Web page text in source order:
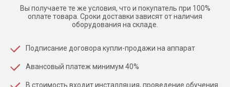
Вы получаете те же условия, что и покупатель при 100%
оплате товара. Сроки доставки зависят от наличия
оборудования на складе.
Подписание договора купли-продажи на аппарат
Авансовый платеж минимум 40%
В стоимость входит инсталляция, проведение обучения